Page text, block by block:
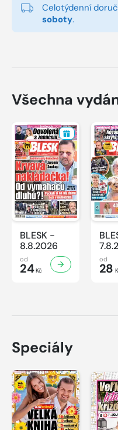
Celotýdenní
soboty.
Všechna
BLESK -
8.8.2026
od
24Kč
od
28
Speciály